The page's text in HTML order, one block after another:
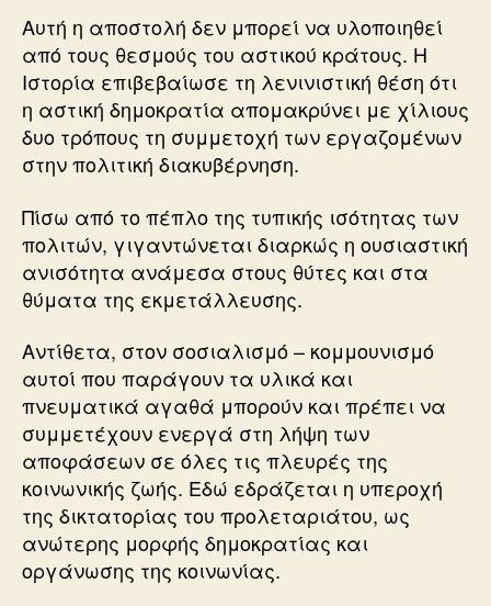
Αυτή η αποστολή δεν μπορεί να υλοποιηθεί
από τους θεσμούς του αστικού κράτους. Η
Ιστορία επιβεβαίωσε τη λενινιστική θέση ότι
η αστική δημοκρατία απομακρύνει με χίλιους
δυο τρόπους τη συμμετοχή των εργαζομένων
στην πολιτική διακυβέρνηση.
Πίσω από το πέπλο της τυπικής ισότητας των
πολιτών, γιγαντώνεται διαρκώς η ουσιαστική
ανισότητα ανάμεσα στους θύτες και στα
θύματα της εκμετάλλευσης.
Αντίθετα, στον σοσιαλισμό – κομμουνισμό
αυτοί που παράγουν τα υλικά και
πνευματικά αγαθά μπορούν και πρέπει να
συμμετέχουν ενεργά στη λήψη των
αποφάσεων σε όλες τις πλευρές της
κοινωνικής ζωής. Εδώ εδράζεται η υπεροχή
της δικτατορίας του προλεταριάτου, ως
ανώτερης μορφής δημοκρατίας και
οργάνωσης της κοινωνίας.